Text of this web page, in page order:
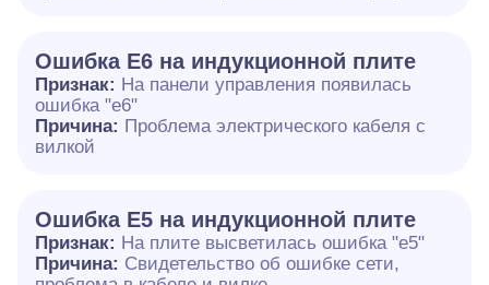
Ошибка E6 на индукционной плите
Признак: На панели управления появилась
ошибка "e6"
Причина: Проблема электрического кабеля с
вилкой
Ошибка Е5 на индукционной плите
Признак: На плите высветилась ошибка "е5"
Причина: Свидетельство об ошибке сети,